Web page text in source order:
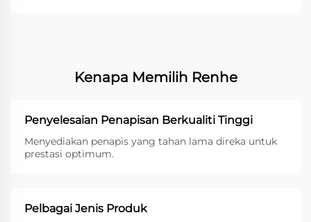
Kenapa Memilih Renhe
Penyelesaian Penapisan Berkualiti Tinggi
Menyediakan penapis yang tahan lama direka untuk
prestasi optimum.
Pelbagai Jenis Produk